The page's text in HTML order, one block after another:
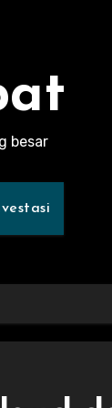
besar